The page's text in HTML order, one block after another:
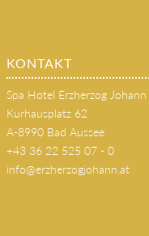
KONTAKT
Spa Hotel Erzherzog Johann
Kurhausplatz 62
A-8990 Bad Aussee
+43 36 22 525 07 - 0
info@erzherzogjohann.at